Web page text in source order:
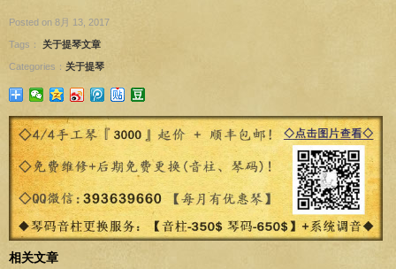
Posted on 8月 13, 2017
Tags： 关于提琴文章
Categories： 关于提琴
相关文章